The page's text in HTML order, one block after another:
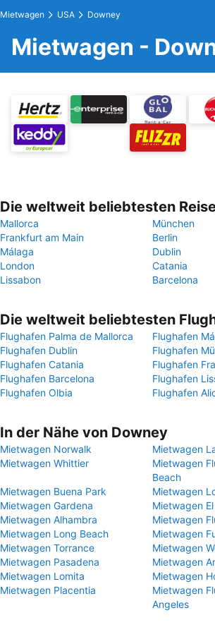
Mietwagen USA Downey
Mietwagen -
Die weltweit beliebtesten
Mallorca
München
Frankfurt am Main
Berlin
Málaga
Dublin
London
Catania
Lissabon
Barcelona
Die weltweit beliebtesten
Flughafen Palma de Mallorca
Flughafen
Flughafen Dublin
Flughafen
Flughafen Catania
Flughafen
Flughafen Barcelona
Flughafen
Flughafen Olbia
Flughafen
In der Nähe von Downey
Mietwagen Norwalk
Mietwagen
Mietwagen Whittier
Mietwagen
Beach
Mietwagen Buena Park
Mietwagen
Mietwagen Gardena
Mietwagen
Mietwagen Alhambra
Mietwagen
Mietwagen Long Beach
Mietwagen
Mietwagen Torrance
Mietwagen
Mietwagen Pasadena
Mietwagen
Mietwagen Lomita
Mietwagen
Mietwagen Placentia
Mietwagen
Angeles